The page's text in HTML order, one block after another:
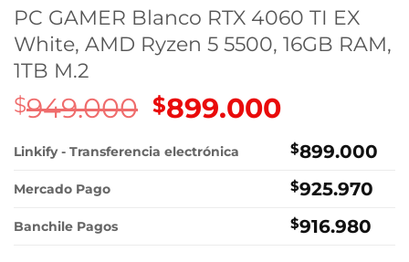
PC GAMER Blanco RTX 4060 TI EX
White, AMD Ryzen 5 5500, 16GB RAM,
1TB M.2
$949.000 El
precio
original
$899.000El
actual
$899.000.
Linkify - Transferencia electrónica $899.000
Mercado Pago $925.970
Banchile Pagos $916.980